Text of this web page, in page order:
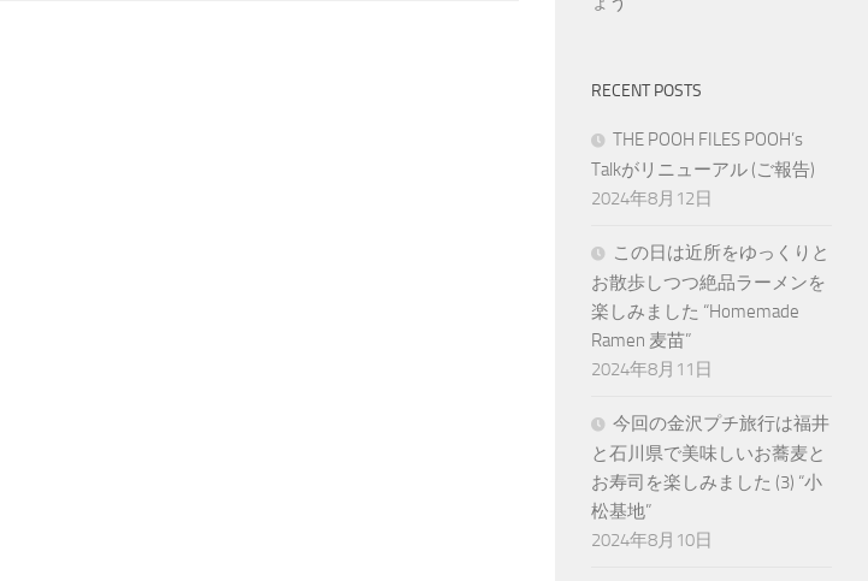
RECENT POSTS
THE POOH FILES POOH’s
Talkがリニューアル (ご報告)
2024年8月12日
この日は近所をゆっくりと
お散歩しつつ絶品ラーメンを
楽しみました “Homemade
Ramen 麦苗”
2024年8月11日
今回の金沢プチ旅行は福井
と石川県で美味しいお蕎麦と
お寿司を楽しみました (3) “小
松基地”
2024年8月10日